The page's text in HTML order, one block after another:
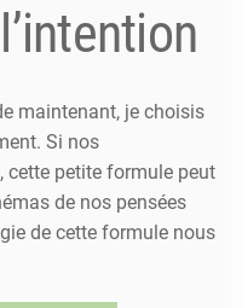
maintenant, je choisis
Si nos
cette petite formule peut
de nos pensées
de cette formule nous